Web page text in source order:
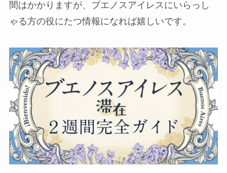
間はかかりますが、ブエノスアイレスにいらっし
ゃる方の役にたつ情報になれば嬉しいです。